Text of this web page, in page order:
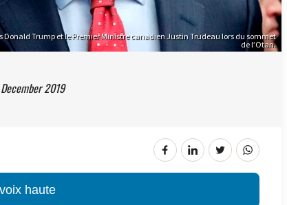
Donald Trump et le Premier Ministre canadien Justin Trudeau lors du sommet
de l’Otan.
December 2019
haute